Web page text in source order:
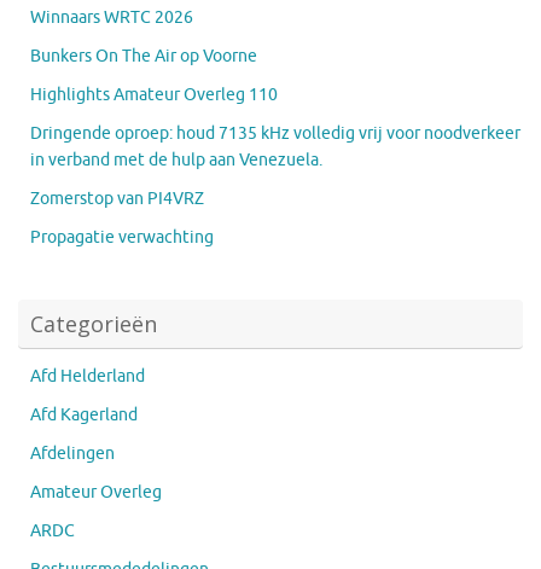
Winnaars WRTC 2026
Bunkers On The Air op Voorne
Highlights Amateur Overleg 110
Dringende oproep: houd 7135 kHz volledig vrij voor noodverkeer
in verband met de hulp aan Venezuela.
Zomerstop van PI4VRZ
Propagatie verwachting
Categorieën
Afd Helderland
Afd Kagerland
Afdelingen
Amateur Overleg
ARDC